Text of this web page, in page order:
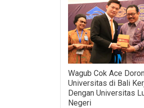
Wagub Cok Ace
Universitas di Bali
Dengan Universitas
Negeri